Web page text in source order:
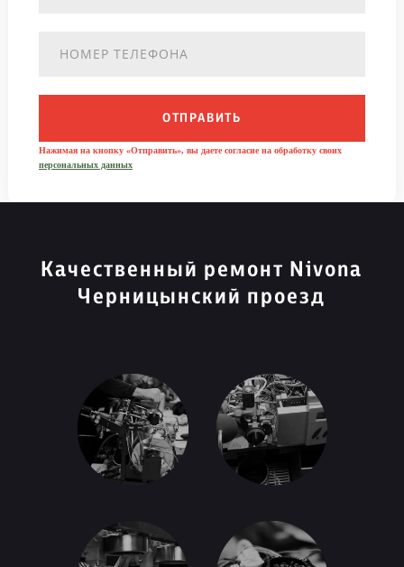
ОТПРАВИТЬ
Нажимая на кнопку «Отправить», вы даете согласие на обработку своих
персональных данных
Качественный ремонт Nivona
Черницынский проезд